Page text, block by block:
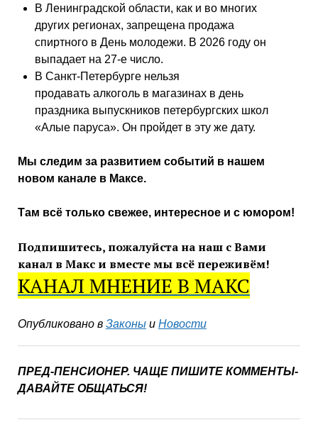
В Ленинградской области, как и во многих
других регионах, запрещена продажа
спиртного в День молодежи. В 2026 году он
выпадает на 27-е число.
В Санкт-Петербурге нельзя
продавать алкоголь в магазинах в день
праздника выпускников петербургских школ
«Алые паруса». Он пройдет в эту же дату.
Мы следим за развитием событий в нашем
новом канале в Максе.
Там всё только свежее, интересное и с юмором!
Подпишитесь, пожалуйста на наш с Вами
канал в Макс и вместе мы всё переживём!
КАНАЛ МНЕНИЕ В МАКС
Опубликовано в Законыи Новости
ПРЕД-ПЕНСИОНЕР. ЧАЩЕ ПИШИТЕ КОММЕНТЫ-
ДАВАЙТЕ ОБЩАТЬСЯ!